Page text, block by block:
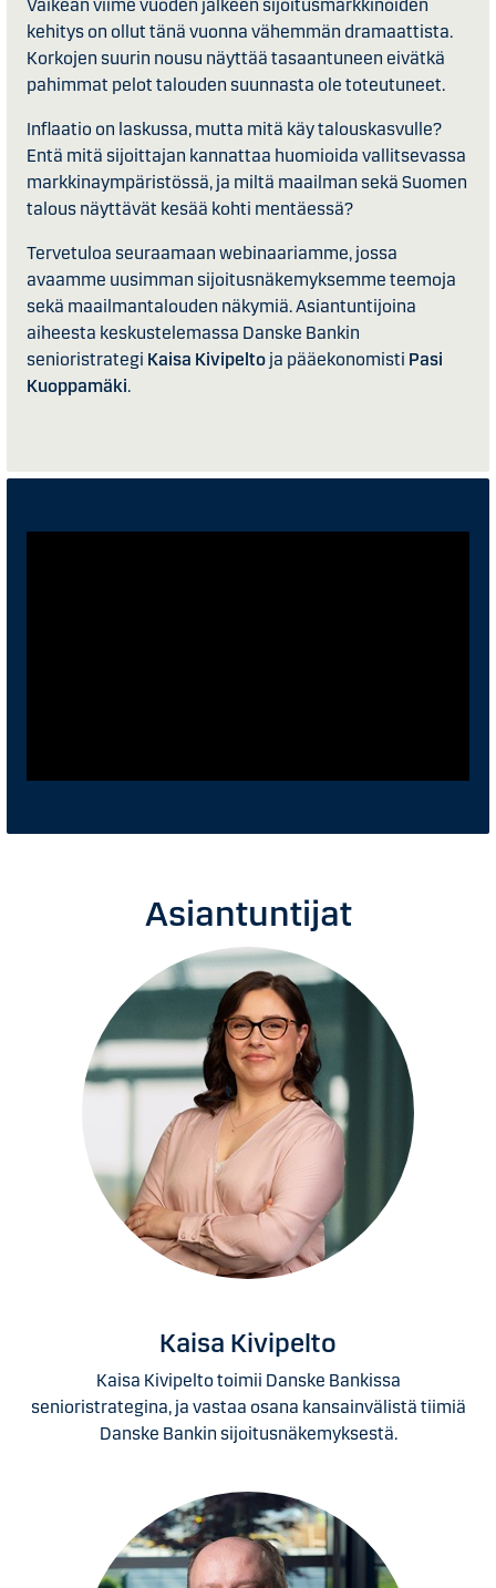
Vaikean viime vuoden jälkeen sijoitusmarkkinoiden
kehitys on ollut tänä vuonna vähemmän dramaattista.
Korkojen suurin nousu näyttää tasaantuneen eivätkä
pahimmat pelot talouden suunnasta ole toteutuneet.
Inflaatio on laskussa, mutta mitä käy talouskasvulle?
Entä mitä sijoittajan kannattaa huomioida vallitsevassa
markkinaympäristössä, ja miltä maailman sekä Suomen
talous näyttävät kesää kohti mentäessä?
Tervetuloa seuraamaan webinaariamme, jossa
avaamme uusimman sijoitusnäkemyksemme teemoja
sekä maailmantalouden näkymiä. Asiantuntijoina
aiheesta keskustelemassa Danske Bankin
senioristrategi Kaisa Kivipelto ja pääekonomisti Pasi
Kuoppamäki.
Asiantuntijat
Kaisa Kivipelto
Kaisa Kivipelto toimii Danske Bankissa
senioristrategina, ja vastaa osana kansainvälistä tiimiä
Danske Bankin sijoitusnäkemyksestä.